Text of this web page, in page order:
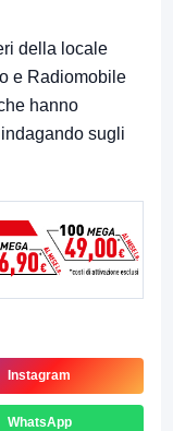
della locale
e Radiomobile
hanno
sugli
Instagram
WhatsApp